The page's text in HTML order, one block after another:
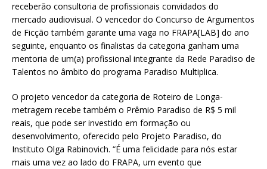
receberão consultoria de profissionais convidados do
mercado audiovisual. O vencedor do Concurso de Argumentos
de Ficção também garante uma vaga no FRAPA[LAB] do ano
seguinte, enquanto os finalistas da categoria ganham uma
mentoria de um(a) profissional integrante da Rede Paradiso de
Talentos no âmbito do programa Paradiso Multiplica.
O projeto vencedor da categoria de Roteiro de Longa-
metragem recebe também o Prêmio Paradiso de R$ 5 mil
reais, que pode ser investido em formação ou
desenvolvimento, oferecido pelo Projeto Paradiso, do
Instituto Olga Rabinovich. “É uma felicidade para nós estar
mais uma vez ao lado do FRAPA, um evento que